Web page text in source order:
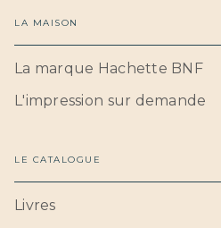
LA MAISON
La marque Hachette BNF
L'impression sur demande
LE CATALOGUE
Livres